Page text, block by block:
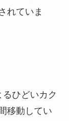
れていま
ひどいカク
移動してい